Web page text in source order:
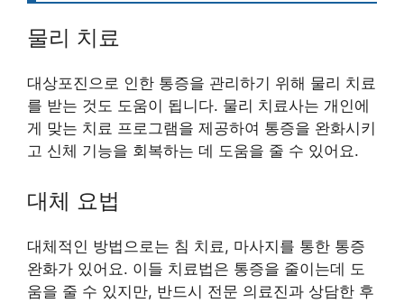
물리 치료
대상포진으로 인한 통증을 관리하기 위해 물리 치료
를 받는 것도 도움이 됩니다. 물리 치료사는 개인에
게 맞는 치료 프로그램을 제공하여 통증을 완화시키
고 신체 기능을 회복하는 데 도움을 줄 수 있어요.
대체 요법
대체적인 방법으로는 침 치료, 마사지를 통한 통증
완화가 있어요. 이들 치료법은 통증을 줄이는데 도
움을 줄 수 있지만, 반드시 전문 의료진과 상담한 후